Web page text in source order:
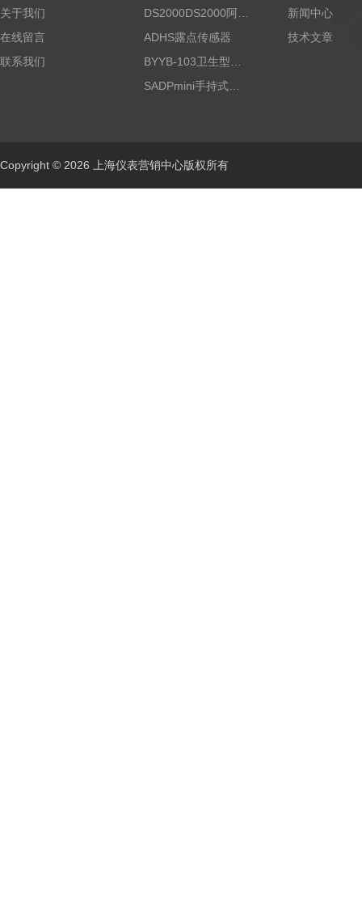
关于我们
在线留言
联系我们
ADHS露点传感器
新闻中心
技术文章
Copyright © 2026 上海仪表营销中心版权所有